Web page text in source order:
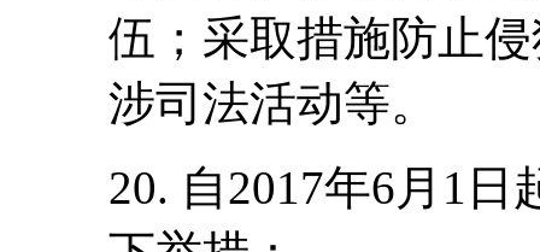
伍；采取措施防止
涉司法活动等。
20. 自2017年6月1